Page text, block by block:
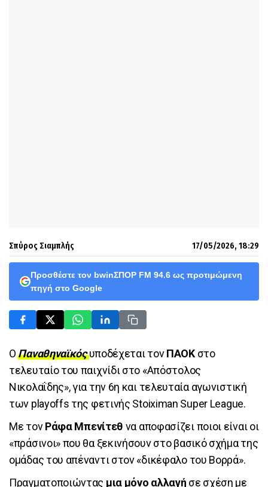
Σπύρος Σιαμπλής 17/05/2026, 18:29
Προσθέστε τον bwinΣΠΟΡ FM 94.6 ως προτιμώμενη
πηγή στο Google
ΟΠαναθηναϊκόςυποδέχεται τονΠΑΟΚ στο
τελευταίο του παιχνίδι στο «Απόστολος
Νικολαΐδης», για την 6η και τελευταία αγωνιστική
των playoffs της φετινής Stoiximan Super League.
Με τονΡάφα Μπενίτεθ να αποφασίζει ποιοι είναι οι
«πράσινοι» που θα ξεκινήσουν στο βασικό σχήμα της
ομάδας του απέναντι στον «δικέφαλο του Βορρά».
Πραγματοποιώντας μια μόνο αλλαγή σε σχέση με